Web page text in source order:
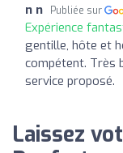
n n Publiée sur
Expérience
gentille, hôte et
compétent. Très
service proposé.
Laissez